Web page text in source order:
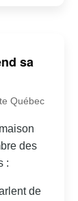
sa
Québec
des
:
de